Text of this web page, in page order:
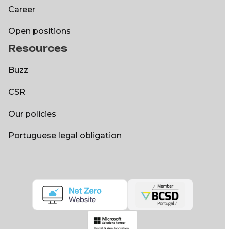
Career
Open positions
Resources
Buzz
CSR
Our policies
Our policies
Portuguese legal obligation